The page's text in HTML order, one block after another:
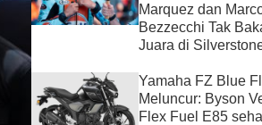
Marquez dan
Bezzecchi Tak
Juara di
Yamaha FZ Blue
Meluncur: Byson
Flex Fuel E85